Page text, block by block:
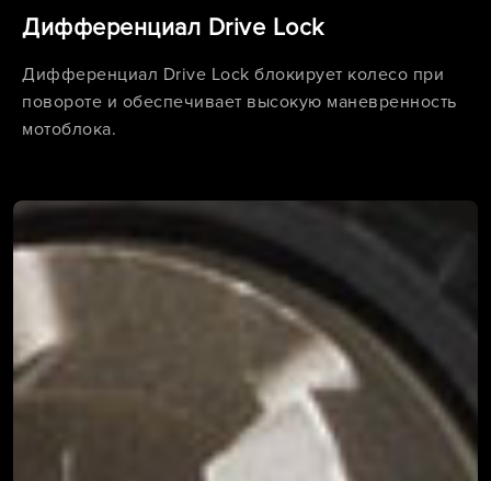
Дифференциал Drive Lock
Дифференциал Drive Lock блокирует колесо при
повороте и обеспечивает высокую маневренность
мотоблока.